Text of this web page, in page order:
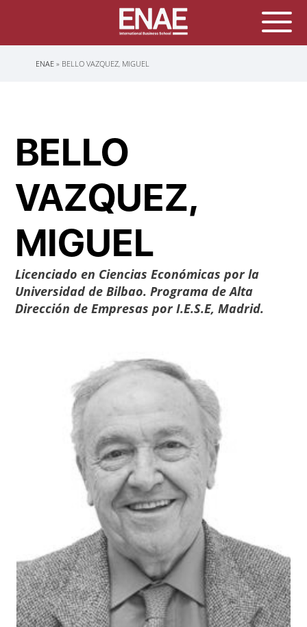
Sobrescribir
ENAE BELLO VAZQUEZ, MIGUEL
BELLO
VAZQUEZ,
MIGUEL
Licenciado en Ciencias Económicas por la
Universidad de Bilbao. Programa de Alta
Dirección de Empresas por I.E.S.E, Madrid.